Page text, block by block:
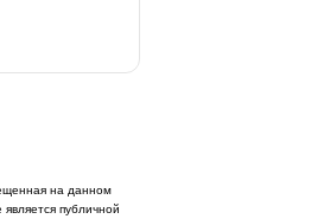
на данном
публичной